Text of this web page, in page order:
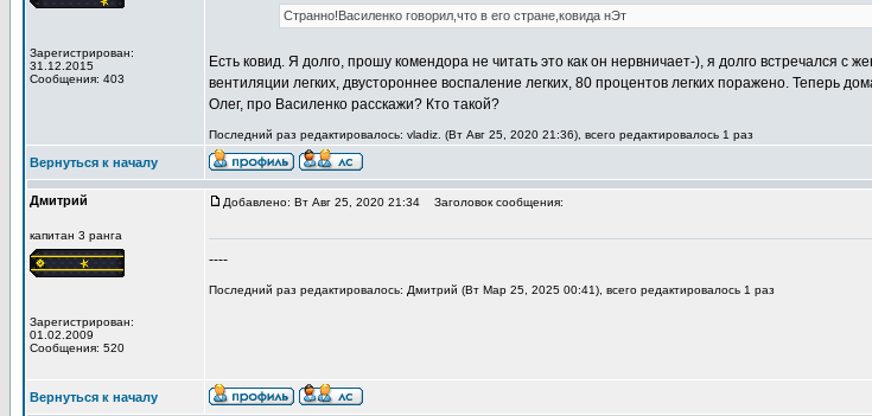
Зарегистрирован:
31.12.2015
Сообщения: 403
Странно!Василенко говорил,что в его стране,ковида нЭт
Есть ковид. Я долго, прошу комендора не читать это как он нервничает-), я долго встречался
вентиляции легких, двустороннее воспаление легких, 80 процентов легких поражено. Теперь
Олег, про Василенко расскажи? Кто такой?
Последний раз редактировалось: vladiz. (Вт Авг 25, 2020 21:36), всего редактировалось 1 раз
Вернуться к началу
Дмитрий
капитан 3 ранга
Зарегистрирован:
01.02.2009
Сообщения: 520
Добавлено: Вт Авг 25, 2020 21:34 Заголовок сообщения:
----
Последний раз редактировалось: Дмитрий (Вт Мар 25, 2025 00:41), всего редактировалось 1 раз
Вернуться к началу